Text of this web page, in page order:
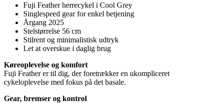
Fuji Feather herrecykel i Cool Grey
Singlespeed gear for enkel betjening
Årgang 2025
Stelstørrelse 56 cm
Stilrent og minimalistisk udtryk
Let at overskue i daglig brug
Køreoplevelse og komfort
Fuji Feather er til dig, der foretrækker en ukompliceret
cykeloplevelse med fokus på det basale.
Gear, bremser og kontrol